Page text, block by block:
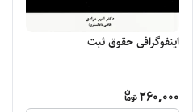
اینفوگرافی حقوق ثبت
260,000